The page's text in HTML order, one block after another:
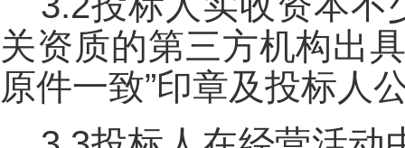
关资质的第三方机构出
原件一致”印章及投标人